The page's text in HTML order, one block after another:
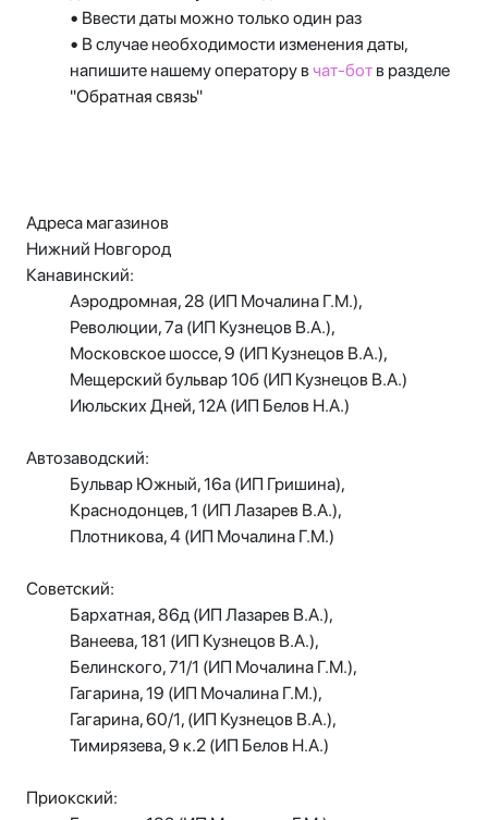
• Ввести даты можно только один раз
• В случае необходимости изменения даты,
напишите нашему оператору вчат-бот в разделе
"Обратная связь"
Адреса магазинов
Нижний Новгород
Канавинский:
Аэродромная, 28 (ИП Мочалина Г.М.),
Революции, 7а (ИП Кузнецов В.А.),
Московское шоссе, 9 (ИП Кузнецов В.А.),
Мещерский бульвар 10б (ИП Кузнецов В.А.)
Июльских Дней, 12А (ИП Белов Н.А.)
Автозаводский:
Бульвар Южный, 16а (ИП Гришина),
Краснодонцев, 1 (ИП Лазарев В.А.),
Плотникова, 4 (ИП Мочалина Г.М.)
Советский:
Бархатная, 86д (ИП Лазарев В.А.),
Ванеева, 181 (ИП Кузнецов В.А.),
Белинского, 71/1 (ИП Мочалина Г.М.),
Гагарина, 19 (ИП Мочалина Г.М.),
Гагарина, 60/1, (ИП Кузнецов В.А.),
Тимирязева, 9 к.2 (ИП Белов Н.А.)
Приокский: